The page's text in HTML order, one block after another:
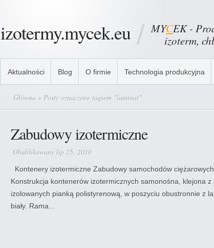
izotermy.mycek.eu MYCEK -
izoterm,
Aktualności Blog O firmie Technologia produkcyjna
Główna » Posty oznaczone tagiem "laminat"
Zabudowy izotermiczne
Obublikowany lip 25, 2010
Kontenery izotermiczne Zabudowy samochodów
Konstrukcja kontenerów izotermicznych samonośna, klejona z
izolowanych pianką polistyrenową, w poszyciu obustronnie z
biały. Rama...